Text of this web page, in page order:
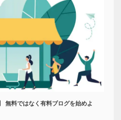
無料ではなく有料ブログを始めよ